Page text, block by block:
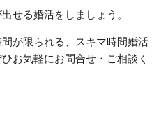
せる婚活をしましょう。
が限られる、スキマ時間婚活
お気軽にお問合せ・ご相談く